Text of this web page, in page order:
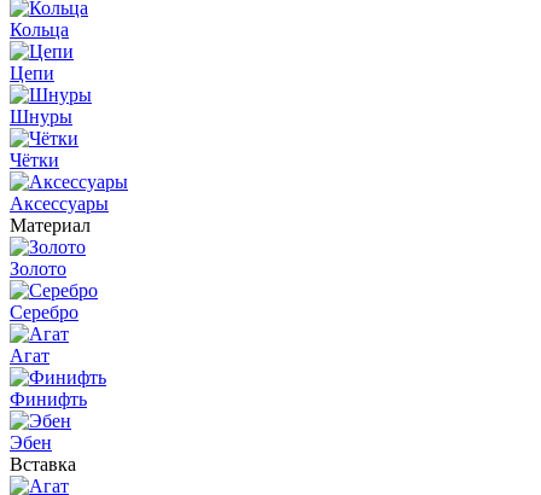
Кольца
Цепи
Шнуры
Чётки
Аксессуары
Материал
Золото
Серебро
Агат
Финифть
Эбен
Вставка